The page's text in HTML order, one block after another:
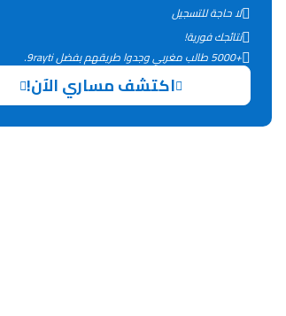
لا حاجة للتسجيل
نتائجك فورية!
+5000 طالب مغربي وجدوا طريقهم بفضل 9rayti.
اكتشف مساري الآن!